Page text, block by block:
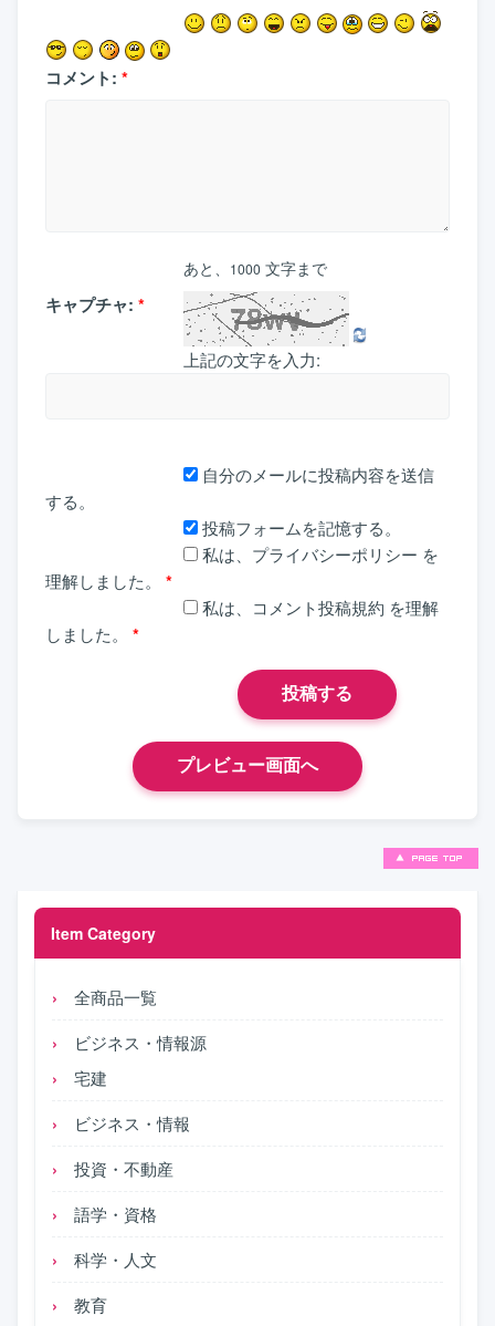
Item Category
全商品一覧
ビジネス・情報源
宅建
ビジネス・情報
投資・不動産
語学・資格
科学・人文
教育
コメント: *
あと、 1000 文字まで
キャプチャ: *
上記の文字を入力:
自分のメールに投稿内容を送信
する。
投稿フォームを記憶する。
私は、 プライバシーポリシー を
理解しました。
*
私は、 コメント投稿規約 を理解
しました。
*